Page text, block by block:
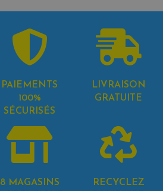
PAIEMENTS
100%
SÉCURISÉS
LIVRAISON
GRATUITE
8 MAGASINS
RECYCLEZ